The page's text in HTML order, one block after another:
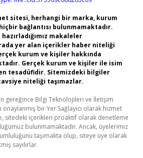
sitesi, herhangi bir marka, kurum
bağlantısı bulunmamaktadır.
makaleler
yer alan içerikler haber niteliği
kurum ve kişiler hakkında
Gerçek kurum ve kişiler ile isim
tesadüfidir. Sitemizdeki bilgiler
niteliği taşımazlar.
gereğince Bilgi Teknolojileri ve İletişim
onaylanmış bir Yer Sağlayıcı olarak hizmet
sitedeki içerikleri proaktif olarak denetleme
bulunmamaktadır. Ancak, üyelerimiz
taşımakta olup, siteye üye olarak
sayılırlar.